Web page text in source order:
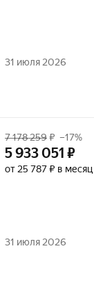
31 июля 2026
7 178 259₽ –17%
5 933 051 ₽
от 25 787 ₽ в месяц
31 июля 2026